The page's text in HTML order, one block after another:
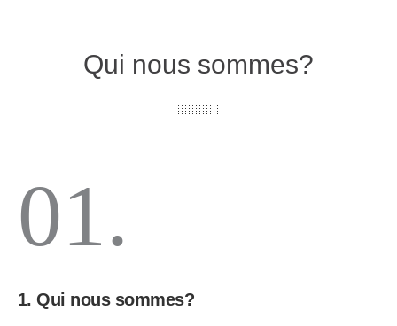
Qui nous sommes?
01.
1. Qui nous sommes?